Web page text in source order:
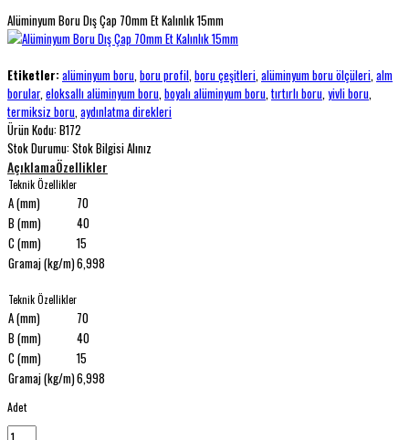
Alüminyum Boru Dış Çap 70mm Et Kalınlık 15mm
Etiketler:alüminyum boru boru profil boru çeşitleri alüminyum boru ölçüleri alm
borular, eloksallı alüminyum boru boyalı alüminyum boru tırtırlı boru yivli boru
termiksiz boru aydınlatma direkleri
Ürün Kodu:B172
Stok Durumu:Stok Bilgisi Alınız
AçıklamaÖzellikler
Teknik Özellikler
A (mm)
70
B (mm)
40
C (mm)
15
Gramaj (kg/m)6,998
Teknik Özellikler
A (mm)
70
B (mm)
40
C (mm)
15
Gramaj (kg/m)6,998
Adet